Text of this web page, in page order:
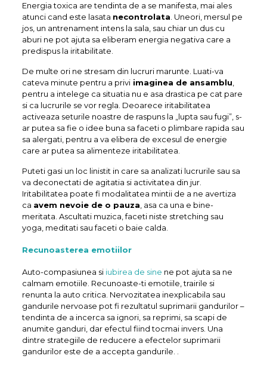
Energia toxica are tendinta de a se manifesta, mai ales
atunci cand este lasata necontrolata. Uneori, mersul pe
jos, un antrenament intens la sala, sau chiar un dus cu
aburi ne pot ajuta sa eliberam energia negativa care a
predispus la iritabilitate.
De multe ori ne stresam din lucruri marunte. Luati-va
cateva minute pentru a priviimaginea de ansamblu,
pentru a intelege ca situatia nu e asa drastica pe cat pare
si ca lucrurile se vor regla. Deoarece iritabilitatea
activeaza seturile noastre de raspuns la „lupta sau fugi”, s-
ar putea sa fie o idee buna sa faceti o plimbare rapida sau
sa alergati, pentru a va elibera de excesul de energie
care ar putea sa alimenteze iritabilitatea.
Puteti gasi un loc linistit in care sa analizati lucrurile sau sa
va deconectati de agitatia si activitatea din jur.
Iritabilitatea poate fi modalitatea mintii de a ne avertiza
ca avem nevoie de o pauza, asa ca una e bine-
meritata. Ascultati muzica, faceti niste stretching sau
yoga, meditati sau faceti o baie calda.
Recunoasterea emotiilor
Auto-compasiunea siiubirea de sine ne pot ajuta sa ne
calmam emotiile. Recunoaste-ti emotiile, trairile si
renunta la auto critica. Nervozitatea inexplicabila sau
gandurile nervoase pot fi rezultatul suprimarii gandurilor –
tendinta de a incerca sa ignori, sa reprimi, sa scapi de
anumite ganduri, dar efectul fiind tocmai invers. Una
dintre strategiile de reducere a efectelor suprimarii
gandurilor este de a accepta gandurile. .